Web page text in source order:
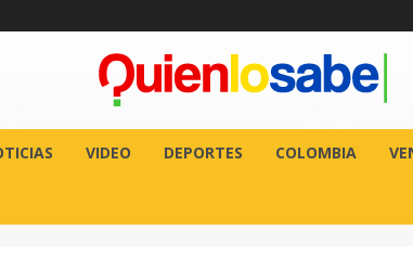
VIDEO DEPORTES COLOMBIA